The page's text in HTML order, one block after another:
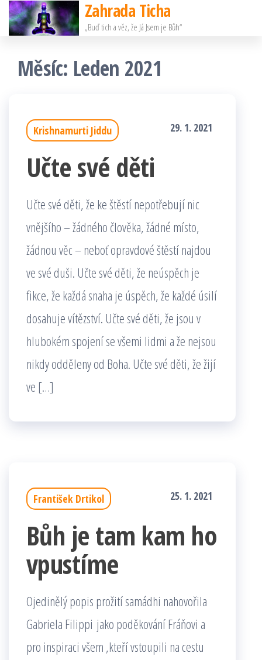
Přeskočit
na
obsah
Zahrada Ticha
„Buď tich a věz, že Já Jsem je Bůh“
Měsíc: Leden 2021
Krishnamurti Jiddu 29. 1. 2021
Učte své děti
Učte své děti, že ke štěstí nepotřebují nic
vnějšího – žádného člověka, žádné místo,
žádnou věc – neboť opravdové štěstí najdou
ve své duši. Učte své děti, že neúspěch je
fikce, že každá snaha je úspěch, že každé úsilí
dosahuje vítězství. Učte své děti, že jsou v
hlubokém spojení se všemi lidmi a že nejsou
nikdy odděleny od Boha. Učte své děti, že žijí
ve […]
František Drtikol 25. 1. 2021
Bůh je tam kam ho
vpustíme
Ojedinělý popis prožití samádhi nahovořila
Gabriela Filippi jako poděkování Fráňovi a
pro inspiraci všem ,kteří vstoupili na cestu